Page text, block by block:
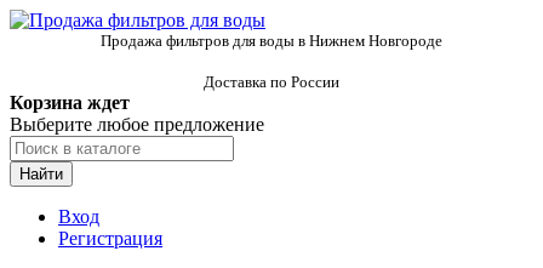
Продажа фильтров для воды в Нижнем Новгороде
Доставка по России
Корзина ждет
Выберите любое предложение
Найти
Вход
Регистрация